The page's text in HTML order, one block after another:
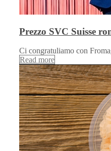
Prezzo SVC Suisse
Ci congratuliamo con
Read more